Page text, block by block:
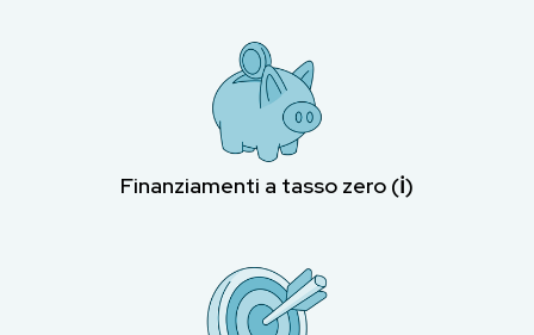
Finanziamenti a tasso zero (ℹ︎)